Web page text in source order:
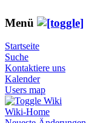
Menü
Startseite
Suche
Kontaktiere uns
Kalender
Users map
Wiki
Wiki-Home